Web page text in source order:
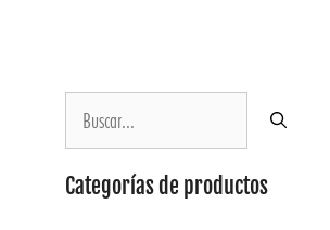
Categorías de productos